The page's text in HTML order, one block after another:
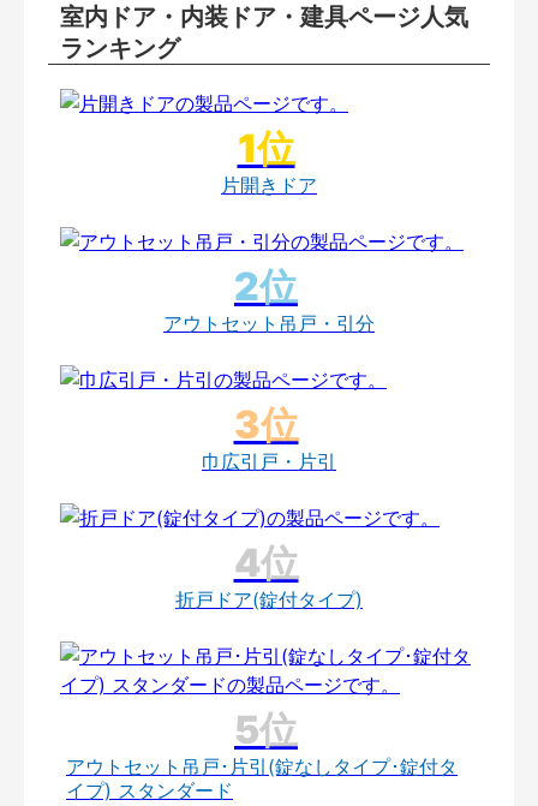
室内ドア・内装ドア・建具ページ人気
ランキング
片開きドア
アウトセット吊戸・引分
巾広引戸・片引
折戸ドア(錠付タイプ)
アウトセット吊戸･片引(錠なしタイプ･錠付タ
イプ) スタンダード